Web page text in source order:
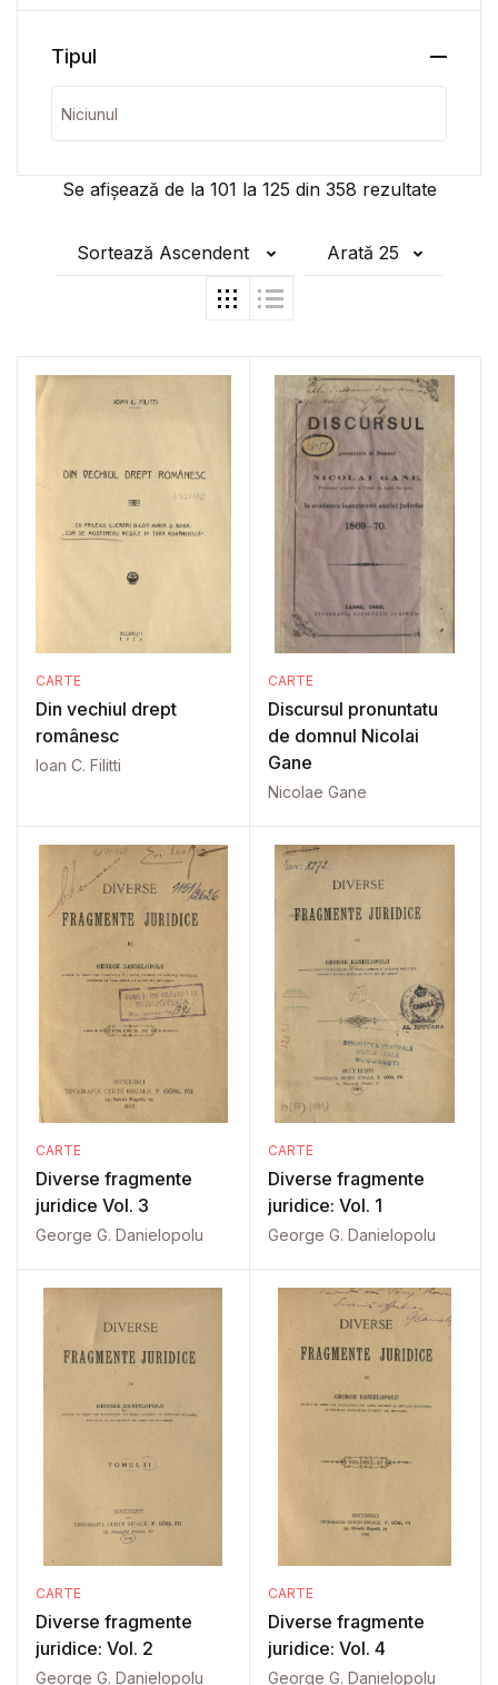
Se afișează de la 101 la 125 din 358 rezultate
Sortează Ascendent Arată 25
CARTE
Din vechiul drept
românesc
Ioan C. Filitti
CARTE
Discursul pronuntatu
de domnul Nicolai
Gane
Nicolae Gane
CARTE
Diverse fragmente
juridice Vol. 3
George G. Danielopolu
CARTE
Diverse fragmente
juridice: Vol. 1
George G. Danielopolu
CARTE
Diverse fragmente
juridice: Vol. 2
George G. Danielopolu
CARTE
Diverse fragmente
juridice: Vol. 4
George G. Danielopolu
Tipul